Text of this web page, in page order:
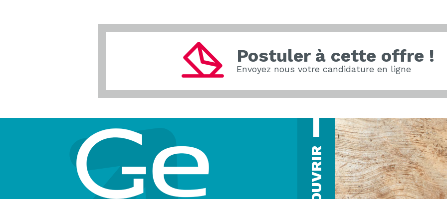
Postuler à cette offre !
Envoyez nous votre candidature en ligne